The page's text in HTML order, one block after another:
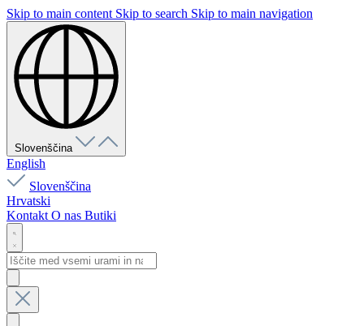
Skip to main content Skip to search Skip to main navigation
Slovenščina
English
Slovenščina
Hrvatski
Kontakt O nas Butiki